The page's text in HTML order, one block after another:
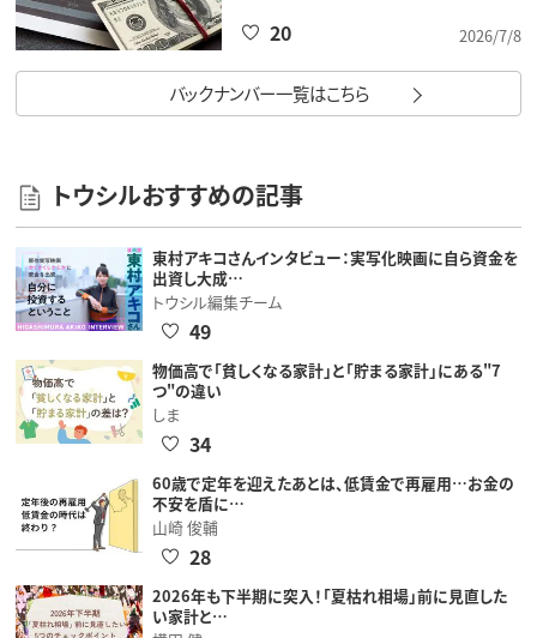
2026/7/8
20
バックナンバー一覧はこちら
トウシルおすすめの記事
東村アキコさんインタビュー：実写化映画に自ら資金を
出資し大成…
トウシル編集チーム
49
物価高で「貧しくなる家計」と「貯まる家計」にある"7
つ"の違い
しま
34
60歳で定年を迎えたあとは、低賃金で再雇用…お金の
不安を盾に…
山崎 俊輔
28
2026年も下半期に突入！「夏枯れ相場」前に見直した
い家計と…